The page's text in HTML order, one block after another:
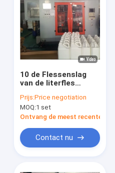
10 de Flessenslag
van de literfles
Machine
Prijs:Price negotiation
MOQ:1 set
Ontvang de meest recente
Contact nu